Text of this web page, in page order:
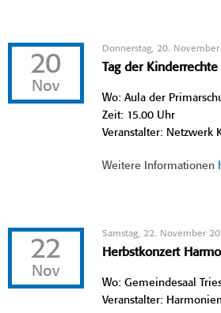
20
Nov
Donnerstag, 20.
Tag der Kinderrechte
Wo: Aula der
Zeit: 15.00 Uhr
Veranstalter: Netzwerk
Weitere Informationen
22
Nov
Samstag, 22. November
Herbstkonzert
Wo: Gemeindesaal
Veranstalter: